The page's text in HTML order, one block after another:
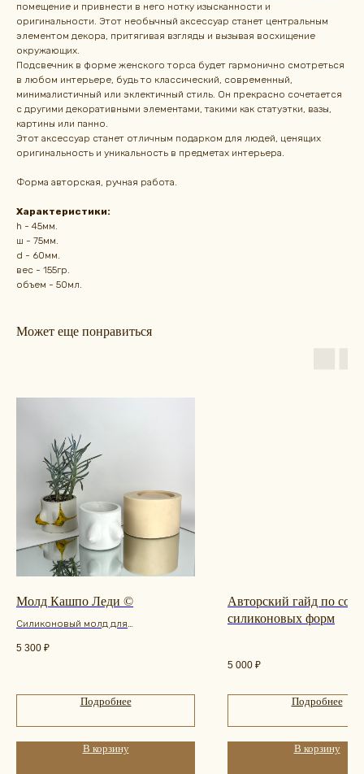
помещение и привнести в него нотку изысканности и
оригинальности. Этот необычный аксессуар станет центральным
элементом декора, притягивая взгляды и вызывая восхищение
окружающих.
Подсвечник в форме женского торса будет гармонично смотреться
в любом интерьере, будь то классический, современный,
минималистичный или эклектичный стиль. Он прекрасно сочетается
с другими декоративными элементами, такими как статуэтки, вазы,
картины или панно.
Этот аксессуар станет отличным подарком для людей, ценящих
оригинальность и уникальность в предметах интерьера.
Форма авторская, ручная работа.
Характеристики:
h - 45мм.
ш - 75мм.
d - 60мм.
вес - 155гр.
объем - 50мл.
Может еще понравиться
Молд Кашпо Леди ©
Силиконовый молд для
комнатных растений.
5 300 ₽
Подробнее
В корзину
Авторский гайд по
силиконовых форм
5 000 ₽
Подробнее
В корзину